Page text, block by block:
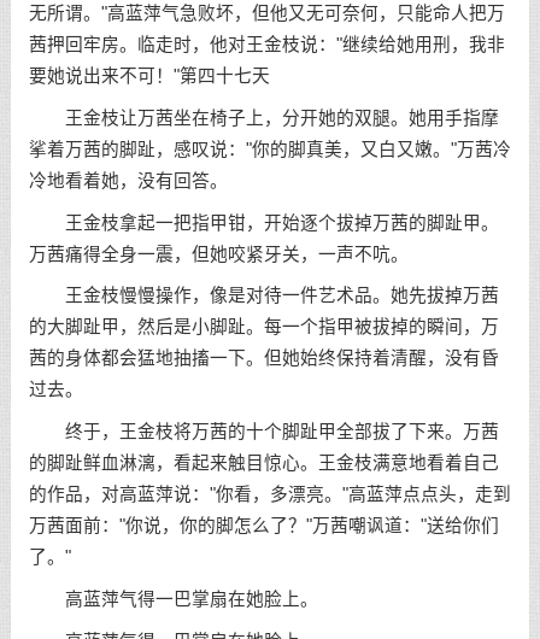
无所谓。"高蓝萍气急败坏，但他又无可奈何，只能命人把万
茜押回牢房。临走时，他对王金枝说："继续给她用刑，我非
要她说出来不可！"第四十七天
王金枝让万茜坐在椅子上，分开她的双腿。她用手指摩
挲着万茜的脚趾，感叹说："你的脚真美，又白又嫩。"万茜冷
冷地看着她，没有回答。
王金枝拿起一把指甲钳，开始逐个拔掉万茜的脚趾甲。
万茜痛得全身一震，但她咬紧牙关，一声不吭。
王金枝慢慢操作，像是对待一件艺术品。她先拔掉万茜
的大脚趾甲，然后是小脚趾。每一个指甲被拔掉的瞬间，万
茜的身体都会猛地抽搐一下。但她始终保持着清醒，没有昏
过去。
终于，王金枝将万茜的十个脚趾甲全部拔了下来。万茜
的脚趾鲜血淋漓，看起来触目惊心。王金枝满意地看着自己
的作品，对高蓝萍说："你看，多漂亮。"高蓝萍点点头，走到
万茜面前："你说，你的脚怎么了？"万茜嘲讽道："送给你们
了。"
高蓝萍气得一巴掌扇在她脸上。